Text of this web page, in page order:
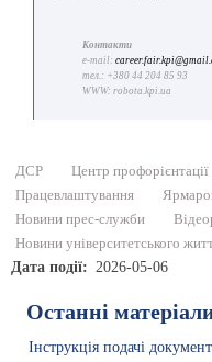
Контакти
e-mail:
тел.: +380 44 204 85 93
WWW: robota.kpi.ua
ДСР
Центр профорієнтації
Працевлаштування
Новини прес-служби
Новини університетського
Дата події 2026-05-06
Останні
Інструкція подачі